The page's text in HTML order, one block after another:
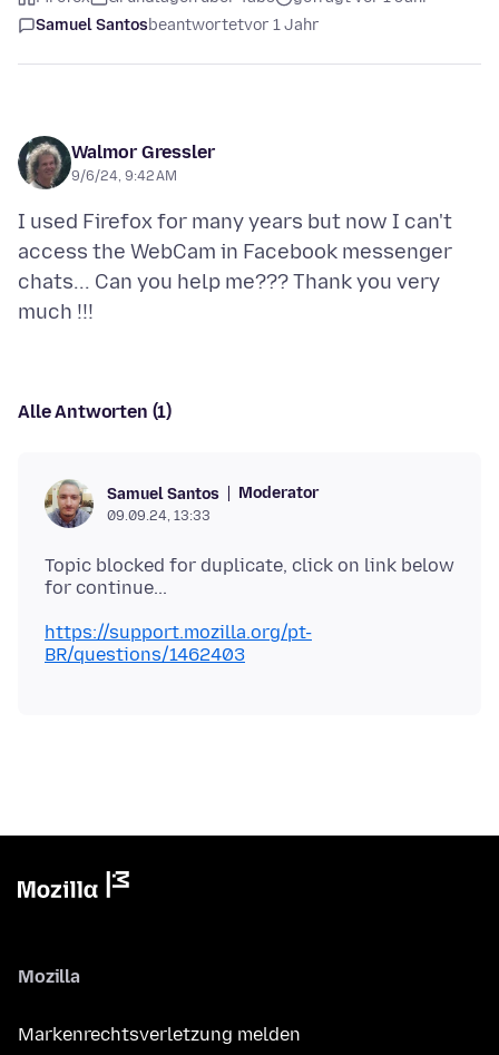
Samuel Santosbeantwortetvor 1 Jahr
Walmor Gressler
9/6/24, 9:42 AM
I used Firefox for many years but now I can't
access the WebCam in Facebook messenger
chats... Can you help me??? Thank you very
Alle Antworten (1)
Samuel Santos Moderator
09.09.24, 13:33
Topic blocked for duplicate, click on link below
https://support.mozilla.org/pt-
BR/questions/1462403
Mozilla
Markenrechtsverletzung melden